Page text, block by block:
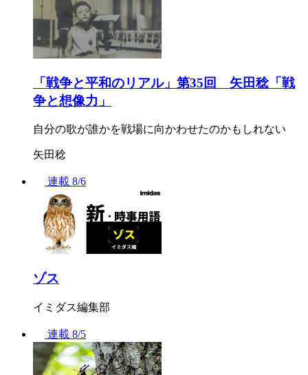
「戦争と平和のリアル」第35回 矢田稔「戦
争と想像力」
自分の歌が誰かを戦場に向かわせたのかもしれない
矢田稔
連載 8/6
ゾス
イミダス編集部
連載 8/5